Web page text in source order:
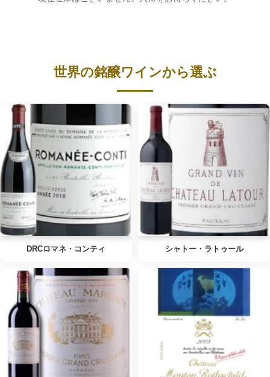
世界の銘醸ワインから選ぶ
DRCロマネ・コンティ シャトー・ラトゥール